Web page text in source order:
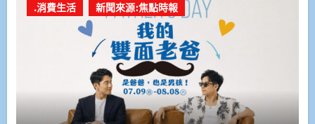
.消費生活 新聞來源:焦點時報